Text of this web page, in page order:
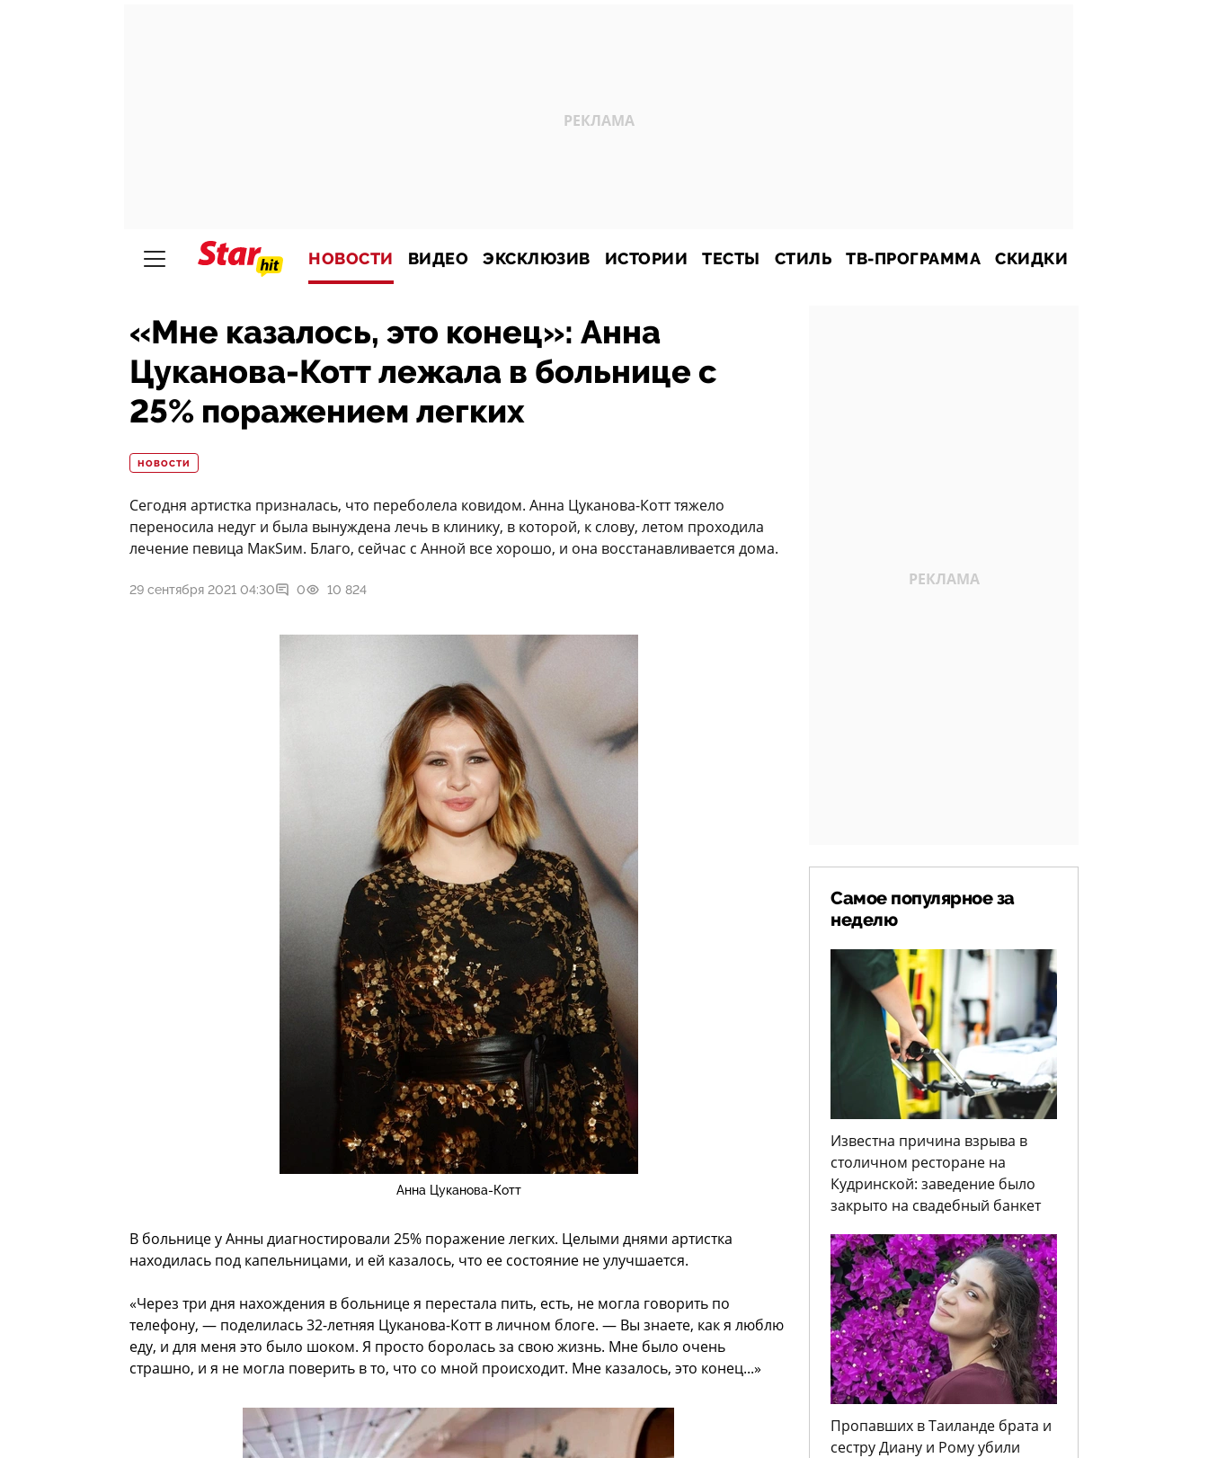
НОВОСТИ ВИДЕО ЭКСКЛЮЗИВ ИСТОРИИ ТЕСТЫ СТИЛЬ ТВ-ПРОГРАММА СКИДКИ
«Мне казалось, это конец»: Анна
Цуканова-Котт лежала в больнице с
25% поражением легких
НОВОСТИ
Сегодня артистка призналась, что переболела ковидом. Анна Цуканова-Котт тяжело
переносила недуг и была вынуждена лечь в клинику, в которой, к слову, летом проходила
лечение певица МакSим. Благо, сейчас с Анной все хорошо, и она восстанавливается дома.
29 сентября 2021 04:30 0 10 824
Анна Цуканова-Котт
В больнице у Анны диагностировали 25% поражение легких. Целыми днями артистка
находилась под капельницами, и ей казалось, что ее состояние не улучшается.
«Через три дня нахождения в больнице я перестала пить, есть, не могла говорить по
телефону, — поделилась 32-летняя Цуканова-Котт в личном блоге. — Вы знаете, как я люблю
еду, и для меня это было шоком. Я просто боролась за свою жизнь. Мне было очень
страшно, и я не могла поверить в то, что со мной происходит. Мне казалось, это конец...»
Самое популярное за
неделю
Известна причина взрыва в
столичном ресторане на
Кудринской: заведение было
закрыто на свадебный банкет
Пропавших в Таиланде брата и
сестру Диану и Рому убили